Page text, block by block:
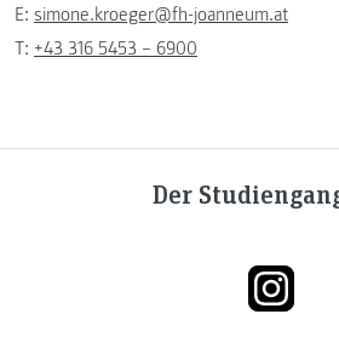
E: simone.kroeger@fh-joanneum.at
T: +43 316 5453 – 6900
Der